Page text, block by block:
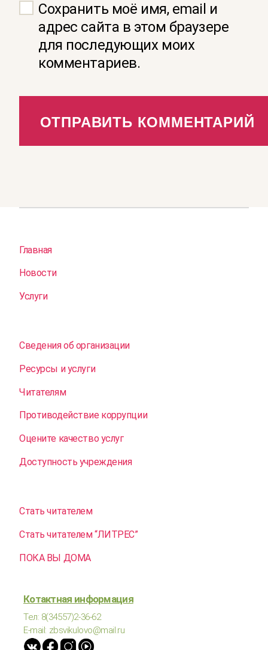
Сохранить моё имя, email и
адрес сайта в этом браузере
для последующих моих
комментариев.
Главная
Новости
Услуги
Сведения об организации
Ресурсы и услуги
Читателям
Противодействие коррупции
Оцените качество услуг
Доступность учреждения
Стать читателем
Стать читателем “ЛИТРЕС”
ПОКА ВЫ ДОМА
Котактная информация
Тел: 8(34557)2-36-62
E-mail: zbsvikulovo@mail.ru